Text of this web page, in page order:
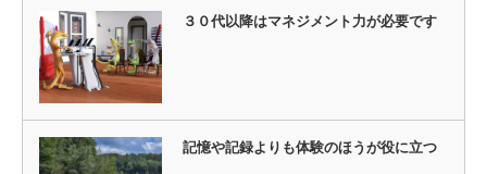
３０代以降はマネジメント力が必要です
記憶や記録よりも体験のほうが役に立つ